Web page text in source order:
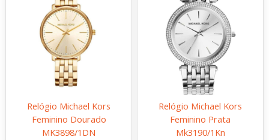
Relógio Michael Kors
Feminino Dourado
MK3898/1DN
Relógio Michael Kors
Feminino Prata
Mk3190/1Kn